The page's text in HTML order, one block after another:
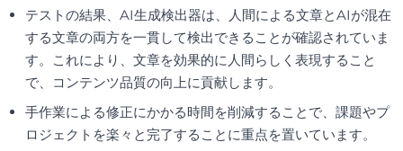
テストの結果、AI生成検出器は、人間による文章とAIが混在
する文章の両方を一貫して検出できることが確認されていま
す。これにより、文章を効果的に人間らしく表現すること
で、コンテンツ品質の向上に貢献します。
手作業による修正にかかる時間を削減することで、課題やプ
ロジェクトを楽々と完了することに重点を置いています。